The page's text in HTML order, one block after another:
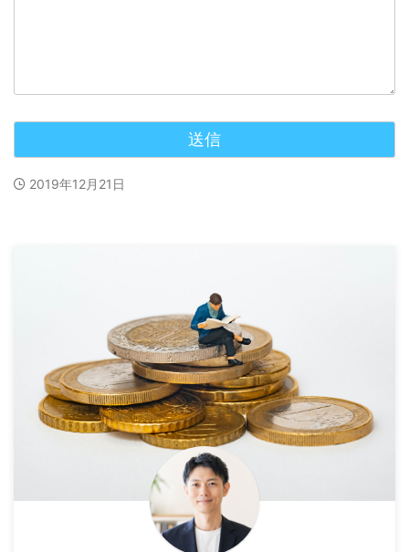
2019年12月21日